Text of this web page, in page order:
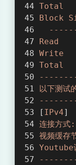
Total
Block
Read
Write
Total
以下测试
[ IPv4]
连接方式:
视频缓存
Youtube